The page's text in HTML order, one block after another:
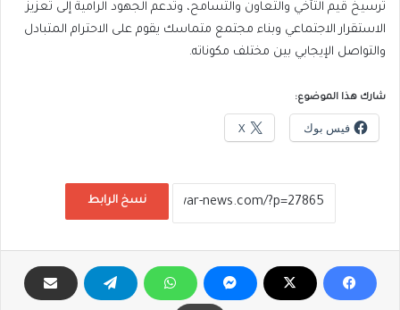
ترسيخ قيم التآخي والتعاون والتسامح، وتدعم الجهود الرامية إلى تعزيز
الاستقرار الاجتماعي وبناء مجتمع متماسك يقوم على الاحترام المتبادل
والتواصل الإيجابي بين مختلف مكوناته.
شارك هذا الموضوع:
فيس بوك X
نسخ الرابط